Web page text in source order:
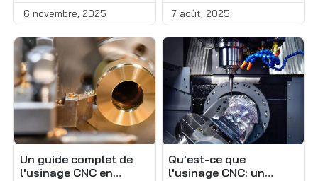
6 novembre, 2025 7 août, 2025
Un guide complet de
l'usinage CNC en
Qu'est-ce que
l'usinage CNC: un